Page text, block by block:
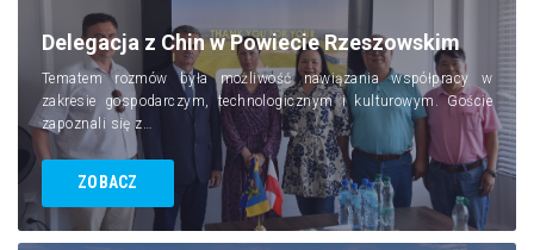
Delegacja z Chin w Powiecie Rzeszowskim
Tematem rozmów była możliwość nawiązania współpracy w
zakresie gospodarczym, technologicznym i kulturowym. Goście
zapoznali się z…
ZOBACZ